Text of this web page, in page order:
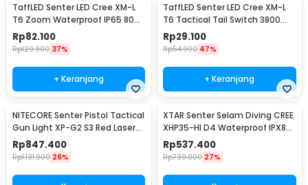
TaffLED Senter LED Cree XM-L
T6 Zoom Waterproof IP65 8000
Lumens - E17 COB
Rp82.100
Rp129.900 37%
+ Keranjang
TaffLED Senter LED Cree XM-L
T6 Tactical Tail Switch 3800
Lumens
Rp29.100
Rp54.900 47%
+ Keranjang
NITECORE Senter Pistol Tactical
Gun Light XP-G2 S3 Red Laser
300Lumens - NPL10
Rp847.400
Rp1.131.900 26%
XTAR Senter Selam Diving CREE
XHP35-HI D4 Waterproof IPX8
1600 Lumens - D26 1600S
Rp537.400
Rp730.000 27%